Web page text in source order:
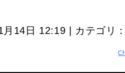
月14日 12:19 | カテゴリ